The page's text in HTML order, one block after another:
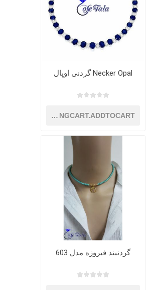
Necker Opal گردنی اوپال
SHOPPINGCART.ADDTOCART
گردنبند فیروزه مدل 603